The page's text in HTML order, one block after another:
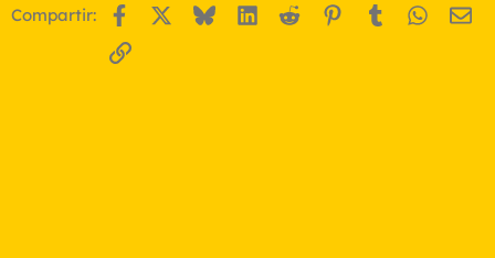
Compartir: Facebook BlueskyLinkedIn
Reddit Pinterest
Tumblr
Enlace